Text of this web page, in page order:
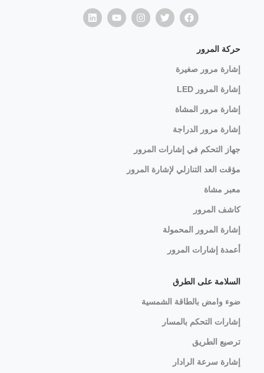
حركة المرور
إشارة مرور صغيرة
إشارة المرور LED
إشارة مرور المشاة
إشارة مرور الدراجة
جهاز التحكم في إشارات المرور
مؤقت العد التنازلي لإشارة المرور
معبر مشاة
كاشف المرور
إشارة المرور المحمولة
أعمدة إشارات المرور
السلامة على الطرق
ضوء وامض بالطاقة الشمسية
إشارات التحكم بالمسار
ترصيع الطريق
إشارة سرعة الرادار